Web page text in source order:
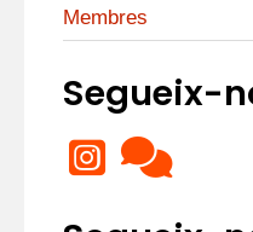
Membres
Segueix-
de
Sant
de
Guíxols